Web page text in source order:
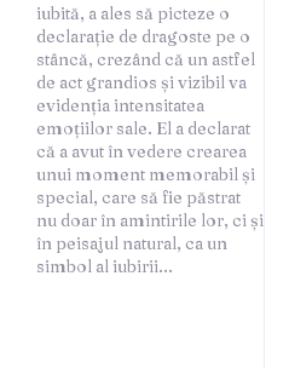
simbol al iubirii...